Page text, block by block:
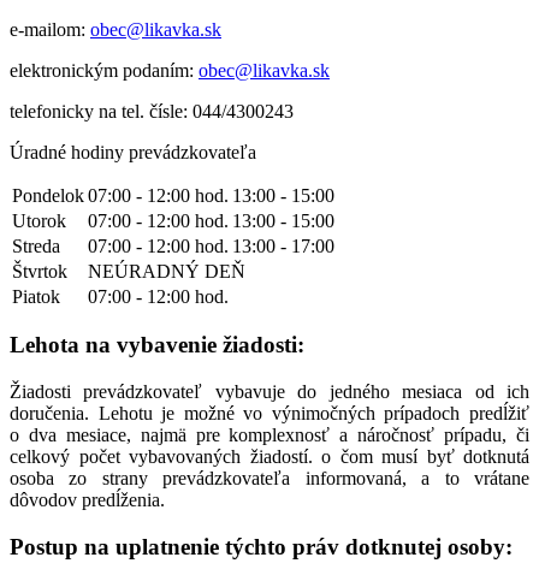
e-mailom: obec@likavka.sk
elektronickým podaním: obec@likavka.sk
telefonicky na tel. čísle: 044/4300243
Úradné hodiny prevádzkovateľa
Pondelok07:00 - 12:00 hod. 13:00 - 15:00
Utorok
07:00 - 12:00 hod. 13:00 - 15:00
Streda
07:00 - 12:00 hod. 13:00 - 17:00
Štvrtok
NEÚRADNÝ DEŇ
Piatok
07:00 - 12:00 hod.
Lehota na vybavenie žiadosti:
Žiadosti prevádzkovateľ vybavuje do jedného mesiaca od ich
doručenia. Lehotu je možné vo výnimočných prípadoch predĺžiť
o dva mesiace, najmä pre komplexnosť a náročnosť prípadu, či
celkový počet vybavovaných žiadostí. o čom musí byť dotknutá
osoba zo strany prevádzkovateľa informovaná, a to vrátane
dôvodov predĺženia.
Postup na uplatnenie týchto práv dotknutej osoby: